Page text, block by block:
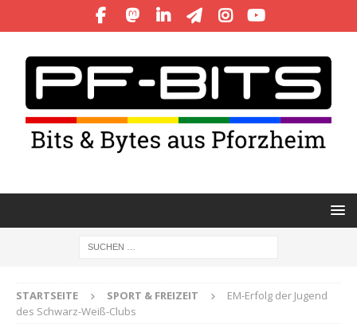
STARTSEITE SPORT & FREIZEIT
EM-Erfolg der Jugend
des Schwarz-Weiß-Clubs